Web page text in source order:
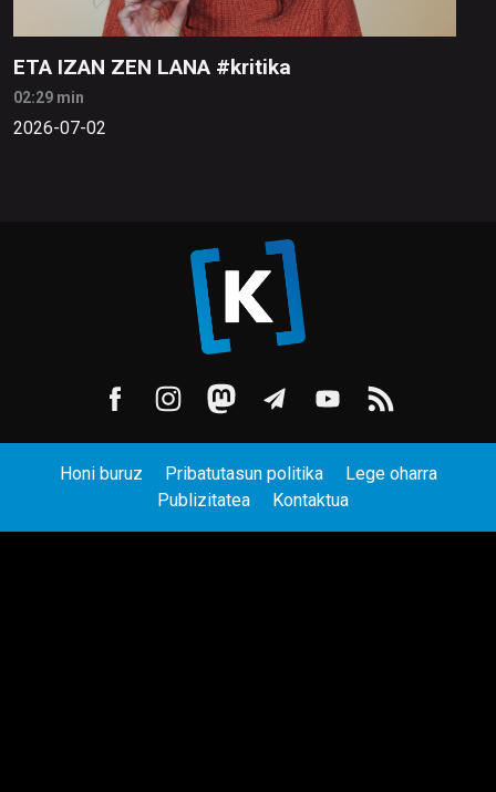
ETA IZAN ZEN LANA #kritika
02:29 min
2026-07-02
Honi buruz Pribatutasun politika
Lege oharra
Publizitatea
Kontaktua